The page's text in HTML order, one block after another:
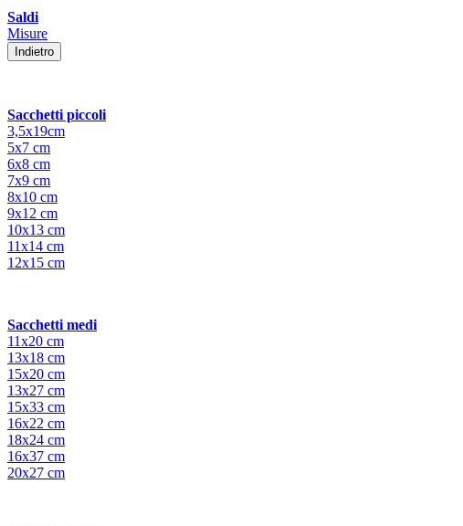
Saldi
Misure
Indietro
Sacchetti piccoli
3,5x19cm
5x7 cm
6x8 cm
7x9 cm
8x10 cm
9x12 cm
10x13 cm
11x14 cm
12x15 cm
Sacchetti medi
11x20 cm
13x18 cm
15x20 cm
13x27 cm
15x33 cm
16x22 cm
18x24 cm
16x37 cm
20x27 cm